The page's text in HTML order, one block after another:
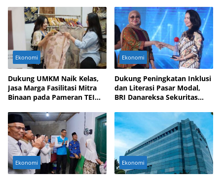
Ekonomi
Dukung UMKM Naik Kelas,
Jasa Marga Fasilitasi Mitra
Binaan pada Pameran TEI
Ekonomi
Dukung Peningkatan Inklusi
dan Literasi Pasar Modal,
BRI Danareksa Sekuritas
Ekonomi Ekonomi